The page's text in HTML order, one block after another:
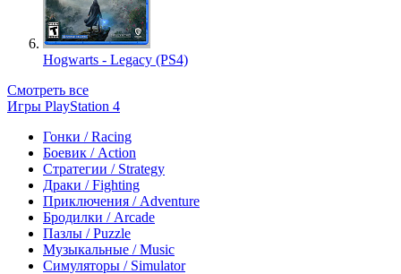
Hogwarts - Legacy (PS4)
Смотреть все
Игры PlayStation 4
Гонки / Racing
Боевик / Action
Стратегии / Strategy
Драки / Fighting
Приключения / Adventure
Бродилки / Arcade
Пазлы / Puzzle
Музыкальные / Music
Симуляторы / Simulator